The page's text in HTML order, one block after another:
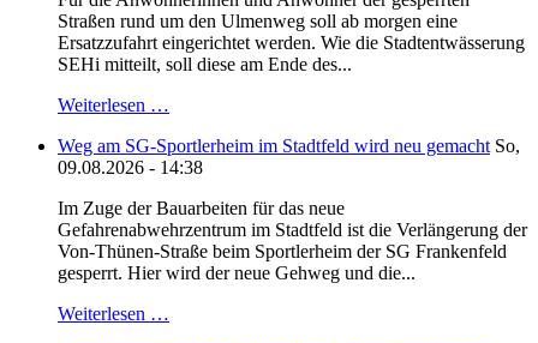
Straßen rund um den Ulmenweg soll ab morgen eine
Ersatzzufahrt eingerichtet werden. Wie die Stadtentwässerung
SEHi mitteilt, soll diese am Ende des...
Weiterlesen …
Weg am SG-Sportlerheim im Stadtfeld wird neu gemacht So,
09.08.2026 - 14:38
Im Zuge der Bauarbeiten für das neue
Gefahrenabwehrzentrum im Stadtfeld ist die Verlängerung der
Von-Thünen-Straße beim Sportlerheim der SG Frankenfeld
gesperrt. Hier wird der neue Gehweg und die...
Weiterlesen …